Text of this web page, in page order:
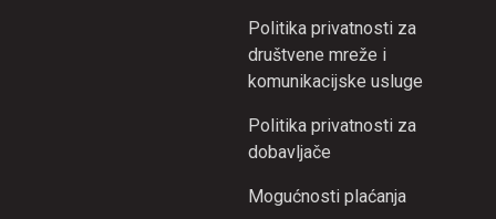
Politika privatnosti za
društvene mreže i
komunikacijske usluge
Politika privatnosti za
dobavljače
Mogućnosti plaćanja